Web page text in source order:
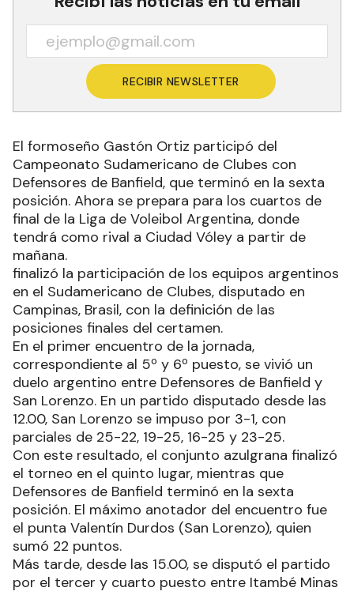
RECIBIR NEWSLETTER
El formoseño Gastón Ortiz participó del
Campeonato Sudamericano de Clubes con
Defensores de Banfield, que terminó en la sexta
posición. Ahora se prepara para los cuartos de
final de la Liga de Voleibol Argentina, donde
tendrá como rival a Ciudad Vóley a partir de
mañana.
finalizó la participación de los equipos argentinos
en el Sudamericano de Clubes, disputado en
Campinas, Brasil, con la definición de las
posiciones finales del certamen.
En el primer encuentro de la jornada,
correspondiente al 5º y 6º puesto, se vivió un
duelo argentino entre Defensores de Banfield y
San Lorenzo. En un partido disputado desde las
12.00, San Lorenzo se impuso por 3-1, con
parciales de 25-22, 19-25, 16-25 y 23-25.
Con este resultado, el conjunto azulgrana finalizó
el torneo en el quinto lugar, mientras que
Defensores de Banfield terminó en la sexta
posición. El máximo anotador del encuentro fue
el punta Valentín Durdos (San Lorenzo), quien
sumó 22 puntos.
Más tarde, desde las 15.00, se disputó el partido
por el tercer y cuarto puesto entre Itambé Minas